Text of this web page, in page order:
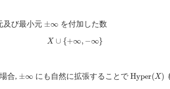
及び最小元 ± を付加した数
X ∪{ +
合, ± にも自然に拡張することで Hyper (X)